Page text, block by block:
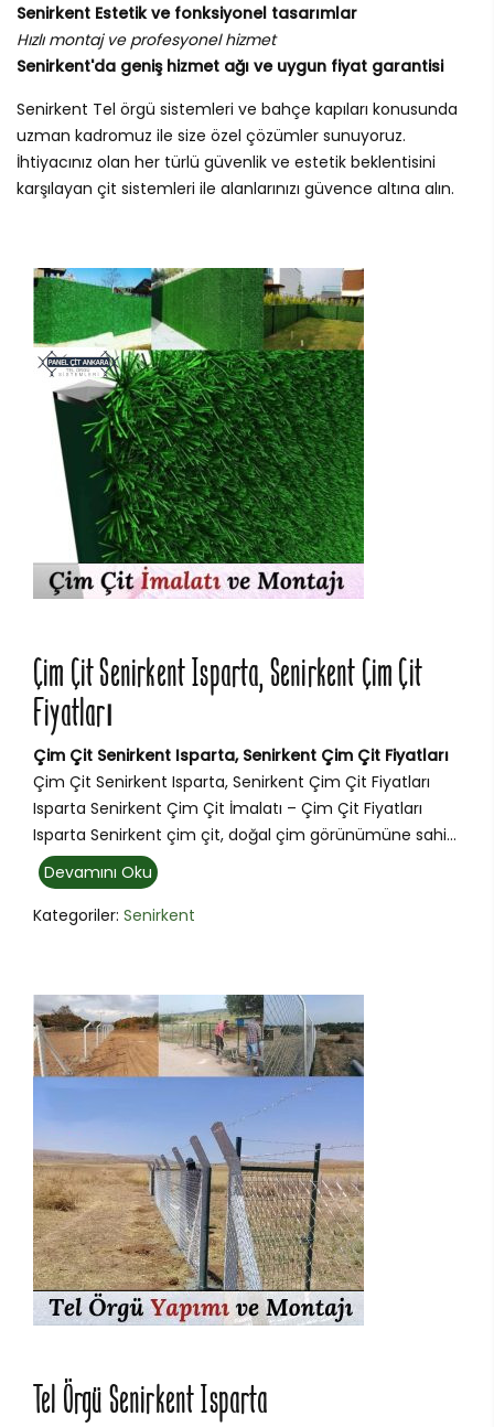
Senirkent Estetik ve fonksiyonel tasarımlar
Hızlı montaj ve profesyonel hizmet
Senirkent'da geniş hizmet ağı ve uygun fiyat garantisi
Senirkent Tel örgü sistemleri ve bahçe kapıları konusunda
uzman kadromuz ile size özel çözümler sunuyoruz.
İhtiyacınız olan her türlü güvenlik ve estetik beklentisini
karşılayan çit sistemleri ile alanlarınızı güvence altına alın.
Çim Çit Senirkent Isparta, Senirkent Çim Çit
Fiyatları
Çim Çit Senirkent Isparta, Senirkent Çim Çit Fiyatları
Çim Çit Senirkent Isparta, Senirkent Çim Çit Fiyatları
Isparta Senirkent Çim Çit İmalatı – Çim Çit Fiyatları
Isparta Senirkent çim çit, doğal çim görünümüne sahi...
Devamını Oku
Kategoriler: Senirkent
Tel Örgü Senirkent Isparta